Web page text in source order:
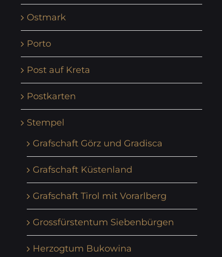
Ostmark
Porto
Post auf Kreta
Postkarten
Stempel
Grafschaft Görz und Gradisca
Grafschaft Küstenland
Grafschaft Tirol mit Vorarlberg
Grossfürstentum Siebenbürgen
Herzogtum Bukowina